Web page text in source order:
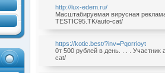
http://lux-edem.ru/
Масштабируемая вирусная
TESTIC95.TK/auto-cat/
https://kotic.best/?inv=Pqorrioyt
0т 500 рублей в день. . . . Участник
cat/